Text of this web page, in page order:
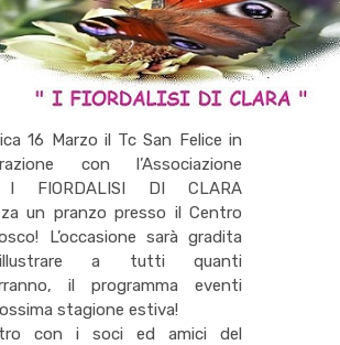
16 Marzo il Tc San Felice in
con l’Associazione
I FIORDALISI DI CLARA
un pranzo presso il Centro
L’occasione sarà gradita
a tutti quanti
il programma eventi
stagione estiva!
con i soci ed amici del